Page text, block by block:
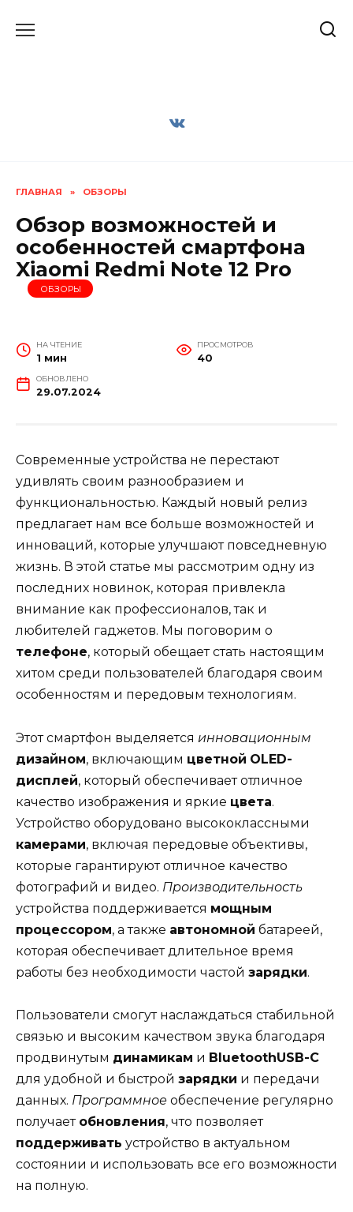
ГЛАВНАЯ » ОБЗОРЫ
Обзор возможностей и
особенностей смартфона
Xiaomi Redmi Note 12 Pro
ОБЗОРЫ
НА ЧТЕНИЕ
1 мин
ПРОСМОТРОВ
40
ОБНОВЛЕНО
29.07.2024
Современные устройства не перестают
удивлять своим разнообразием и
функциональностью. Каждый новый релиз
предлагает нам все больше возможностей и
инноваций, которые улучшают повседневную
жизнь. В этой статье мы рассмотрим одну из
последних новинок, которая привлекла
внимание как профессионалов, так и
любителей гаджетов. Мы поговорим о
телефоне, который обещает стать настоящим
хитом среди пользователей благодаря своим
особенностям и передовым технологиям.
Этот смартфон выделяется инновационным
дизайном, включающим цветной OLED-
дисплей, который обеспечивает отличное
качество изображения и яркие цвета.
Устройство оборудовано высококлассными
камерами, включая передовые объективы,
которые гарантируют отличное качество
фотографий и видео. Производительность
устройства поддерживается мощным
процессором, а также автономной батареей,
которая обеспечивает длительное время
работы без необходимости частой зарядки.
Пользователи смогут наслаждаться стабильной
связью и высоким качеством звука благодаря
продвинутым динамикам и BluetoothUSB-C
для удобной и быстрой зарядки и передачи
данных. Программное обеспечение регулярно
получает обновления, что позволяет
поддерживать устройство в актуальном
состоянии и использовать все его возможности
на полную.